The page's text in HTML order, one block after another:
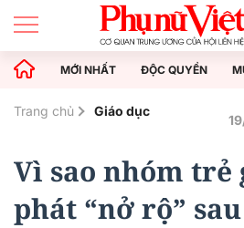
MỚI NHẤT ĐỘC QUYỀN
Trang chủ Giáo dục
Vì sao nhóm
phát “nở rộ”